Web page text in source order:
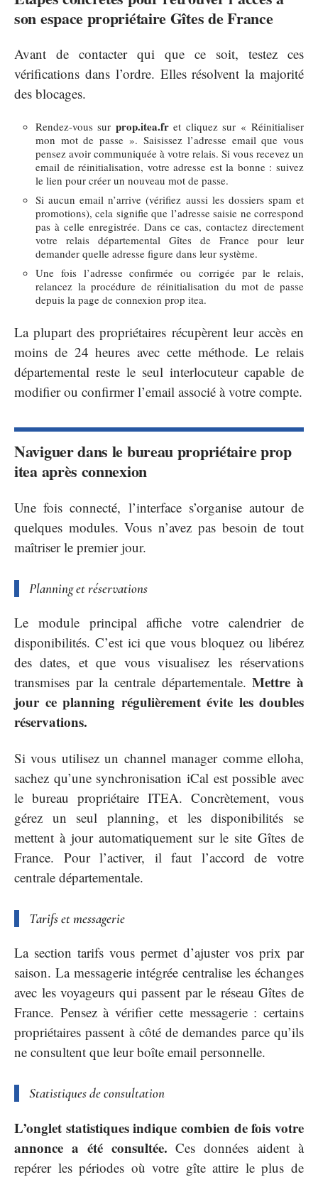
son espace propriétaire Gîtes de France
Avant de contacter qui que ce soit, testez ces
vérifications dans l’ordre. Elles résolvent la majorité
des blocages.
Rendez-vous sur prop.itea.fret cliquez sur « Réinitialiser
mon mot de passe ». Saisissez l’adresse email que vous
pensez avoir communiquée à votre relais. Si vous recevez un
email de réinitialisation, votre adresse est la bonne : suivez
le lien pour créer un nouveau mot de passe.
Si aucun email n’arrive (vérifiez aussi les dossiers spam et
promotions), cela signifie que l’adresse saisie ne correspond
pas à celle enregistrée. Dans ce cas, contactez directement
votre relais départemental Gîtes de France pour leur
demander quelle adresse figure dans leur système.
Une fois l’adresse confirmée ou corrigée par le relais,
relancez la procédure de réinitialisation du mot de passe
depuis la page de connexion prop itea.
La plupart des propriétaires récupèrent leur accès en
moins de 24 heures avec cette méthode. Le relais
départemental reste le seul interlocuteur capable de
modifier ou confirmer l’email associé à votre compte.
Naviguer dans le bureau propriétaire prop
itea après connexion
Une fois connecté, l’interface s’organise autour de
quelques modules. Vous n’avez pas besoin de tout
maîtriser le premier jour.
Planning et réservations
Le module principal affiche votre calendrier de
disponibilités. C’est ici que vous bloquez ou libérez
des dates, et que vous visualisez les réservations
transmises par la centrale départementale.Mettre à
jour ce planning régulièrement évite les doubles
réservations.
Si vous utilisez un channel manager comme elloha,
sachez qu’une synchronisation iCal est possible avec
le bureau propriétaire ITEA. Concrètement, vous
gérez un seul planning, et les disponibilités se
mettent à jour automatiquement sur le site Gîtes de
France. Pour l’activer, il faut l’accord de votre
centrale départementale.
Tarifs et messagerie
La section tarifs vous permet d’ajuster vos prix par
saison. La messagerie intégrée centralise les échanges
avec les voyageurs qui passent par le réseau Gîtes de
France. Pensez à vérifier cette messagerie : certains
propriétaires passent à côté de demandes parce qu’ils
ne consultent que leur boîte email personnelle.
Statistiques de consultation
L’onglet statistiques indique combien de fois votre
annonce a été consultée. Ces données aident à
repérer les périodes où votre gîte attire le plus de